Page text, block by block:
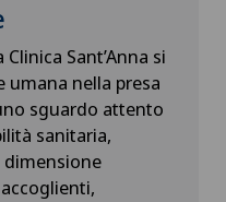
Sant’Anna si
umana nella presa
sguardo attento
sanitaria,